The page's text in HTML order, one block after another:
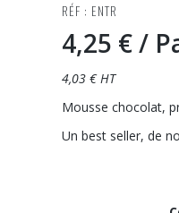
RÉF : ENTR
4,25 €/
4,03 € HT
Mousse chocolat,
Un best seller, de